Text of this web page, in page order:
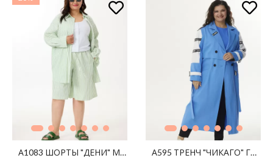
А1083 ШОРТЫ "ДЕНИ" МОЛОКО ПРИНТ ПОЛОСКА (ОЛИВА)
А595 ТРЕНЧ "ЧИКАГО"